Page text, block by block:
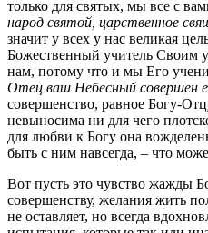
только для святых, мы все с
народ святой, царственное
значит у всех у нас великая
Божественный учитель Своим
нам, потому что и мы Его
Отец ваш Небесный совершен
совершенство, равное Богу-
невыносима ни для чего
для любви к Богу она
быть с ним навсегда, – что
Вот пусть это чувство жажды
совершенству, желания жить
не оставляет, но всегда